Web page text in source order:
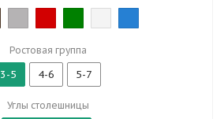
Ростовая группа
3-5 4-6 5-7
Углы столешницы